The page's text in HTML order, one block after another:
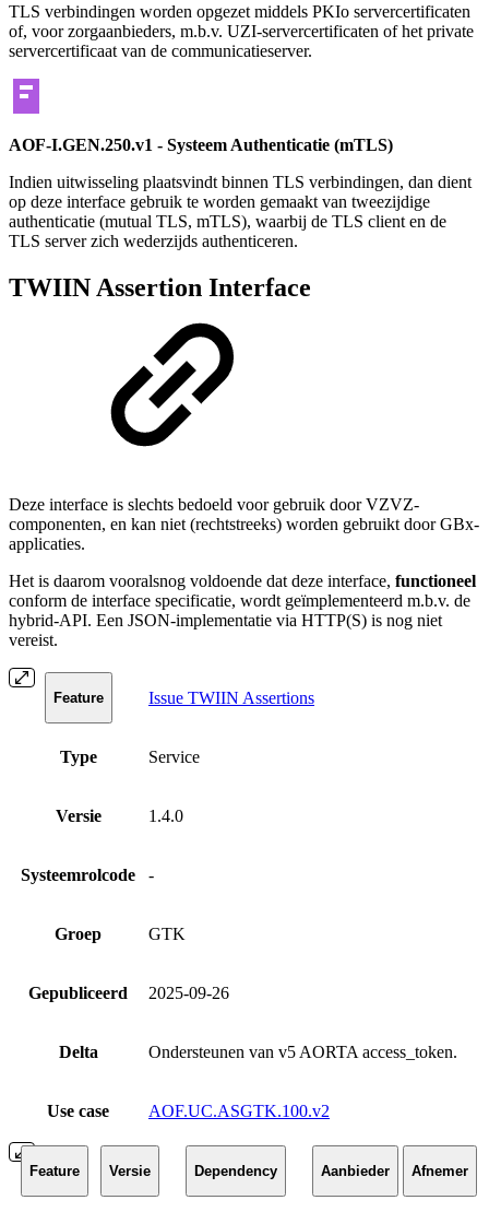
TLS verbindingen worden opgezet middels PKIo servercertificaten
of, voor zorgaanbieders, m.b.v. UZI-servercertificaten of het private
servercertificaat van de communicatieserver.
AOF-I.GEN.250.v1 - Systeem Authenticatie (mTLS)
Indien uitwisseling plaatsvindt binnen TLS verbindingen, dan dient
op deze interface gebruik te worden gemaakt van tweezijdige
authenticatie (mutual TLS, mTLS), waarbij de TLS client en de
TLS server zich wederzijds authenticeren.
TWIIN Assertion Interface
Deze interface is slechts bedoeld voor gebruik door VZVZ-
componenten, en kan niet (rechtstreeks) worden gebruikt door GBx-
applicaties.
Het is daarom vooralsnog voldoende dat deze interface, functioneel
conform de interface specificatie, wordt geïmplementeerd m.b.v. de
hybrid-API. Een JSON-implementatie via HTTP(S) is nog niet
vereist.
Feature Issue TWIIN Assertions
Type Service
Versie 1.4.0
Systeemrolcode -
Groep GTK
Gepubliceerd 2025-09-26
Delta Ondersteunen van v5 AORTA access_token.
Use case AOF.UC.ASGTK.100.v2
Feature Versie Dependency Aanbieder Afnemer